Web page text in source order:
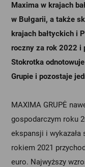
Maxima w krajach
w Bułgarii, a także
krajach bałtyckich i
roczny za rok 2022 i
Stokrotka
Grupie i pozostaje
MAXIMA GRUPĖ
gospodarczym roku
ekspansji i
rokiem 2021
euro. Najwyższy